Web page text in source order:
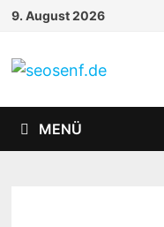
Zurück
Inhalt
9. August 2026
MENÜ